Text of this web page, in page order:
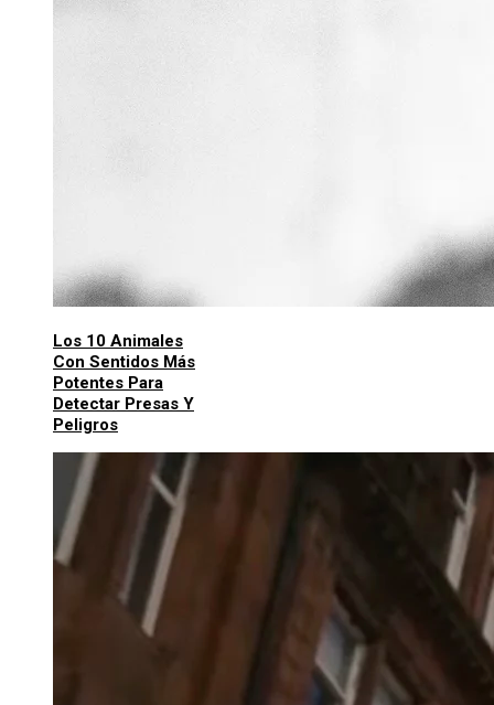
Los 10 Animales
Con Sentidos Más
Potentes Para
Detectar Presas Y
Peligros